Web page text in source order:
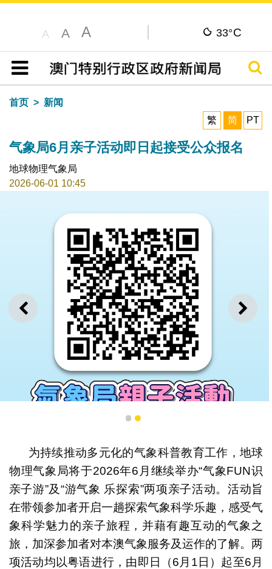
A A A 33°C
目录
搜寻
首页
新闻
繁
简 PT
气象局6月亲子活动即日起接受公众报名
地球物理气象局
2026-06-01 10:45
上一则 下一
气象局6月亲子活动即日起接受公众报名
1 2
为持续推动多元化的气象科普教育工作，地球
物理气象局将于2026年6月继续举办“气象FUN识
亲子游”及“游气象 乐探索”两项亲子活动。活动旨
在带领参加者开启一趟探索气象科学乐趣，感受气
象科学魅力的亲子旅程，并藉有趣互动的气象之
旅，加深参加者对本澳气象服务及运作的了解。两
项活动均以粤语进行，由即日（6月1日）起至6月